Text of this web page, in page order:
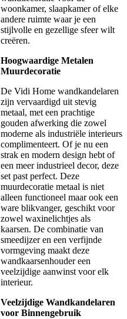
woonkamer, slaapkamer of elke
andere ruimte waar je een
stijlvolle en gezellige sfeer wilt
creëren.
Hoogwaardige Metalen
Muurdecoratie
De Vidi Home wandkandelaren
zijn vervaardigd uit stevig
metaal, met een prachtige
gouden afwerking die zowel
moderne als industriële interieurs
complimenteert. Of je nu een
strak en modern design hebt of
een meer industrieel decor, deze
set past perfect. Deze
muurdecoratie metaal is niet
alleen functioneel maar ook een
ware blikvanger, geschikt voor
zowel waxinelichtjes als
kaarsen. De combinatie van
smeedijzer en een verfijnde
vormgeving maakt deze
wandkaarsenhouder een
veelzijdige aanwinst voor elk
interieur.
Veelzijdige Wandkandelaren
voor Binnengebruik